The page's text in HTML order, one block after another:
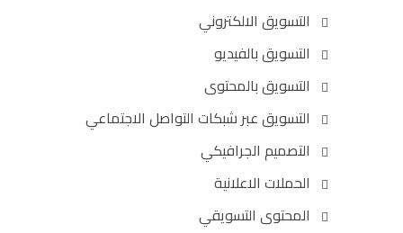
التسويق الالكتروني
التسويق بالفيديو
التسويق بالمحتوى
التسويق عبر شبكات التواصل الاجتماعي
التصميم الجرافيكي
الحملات الاعلانية
المحتوى التسويقي